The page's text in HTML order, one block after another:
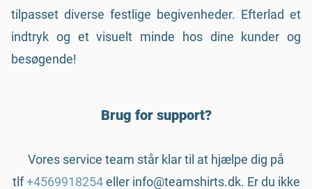
tilpasset diverse festlige begivenheder. Efterlad et
indtryk og et visuelt minde hos dine kunder og
besøgende!
Brug for support?
Vores service team står klar til at hjælpe dig på
tlf+4569918254eller info@teamshirts.dk. Er du ikke